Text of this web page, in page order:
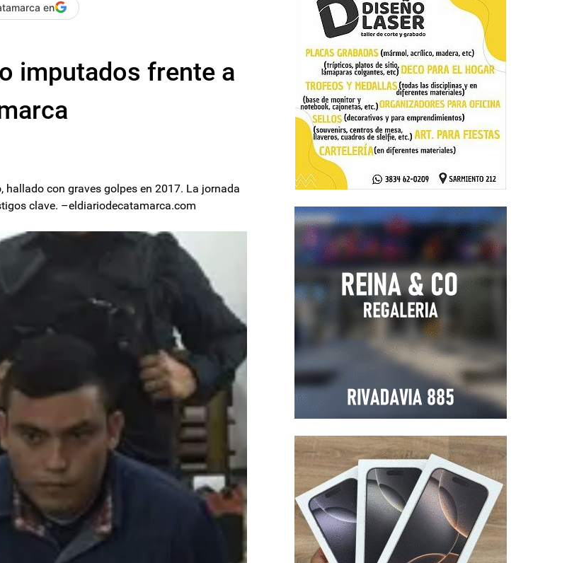
en
imputados frente a
hallado con graves golpes en 2017. La jornada
clave. –eldiariodecatamarca.com